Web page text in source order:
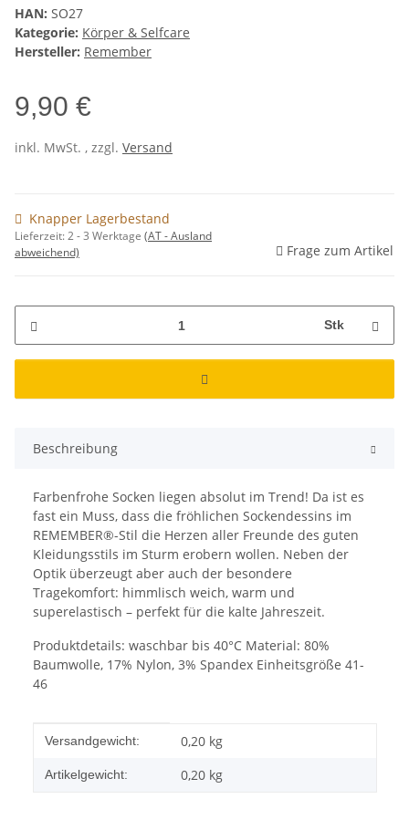
HAN: SO27
Kategorie: Körper & Selfcare
Hersteller: Remember
9,90 €
inkl. MwSt. , zzgl. Versand
Knapper Lagerbestand
Lieferzeit:2 - 3 Werktage (AT - Ausland
abweichend)
Frage zum Artikel
Stk
Beschreibung
Farbenfrohe Socken liegen absolut im Trend! Da ist es
fast ein Muss, dass die fröhlichen Sockendessins im
REMEMBER®-Stil die Herzen aller Freunde des guten
Kleidungsstils im Sturm erobern wollen. Neben der
Optik überzeugt aber auch der besondere
Tragekomfort: himmlisch weich, warm und
superelastisch – perfekt für die kalte Jahreszeit.
Produktdetails: waschbar bis 40°C Material: 80%
Baumwolle, 17% Nylon, 3% Spandex Einheitsgröße 41-
46
Produkteigenschaft
Wert
Versandgewicht: 0,20 kg
Artikelgewicht: 0,20 kg